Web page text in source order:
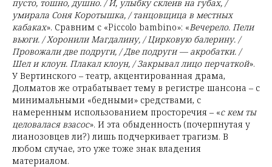
пусто, тошно, душно. / И, улыбку склеив на губах, /
умирала Соня Коротышка, / танцовщица в местных
кабаках». Сравним с «Piccolo bambino»: «Вечерело. Пели
вьюги. / Хоронили Магдалину, / Цирковую балерину. /
Провожали две подруги, / Две подруги — акробатки. /
Шел и клоун. Плакал клоун, / Закрывал лицо перчаткой».
У Вертинского – театр, акцентированная драма,
Долматов же отрабатывает тему в регистре шансона – с
минимальными «бедными» средствами, с
намеренным использованием просторечия – «с кем ты
целовалася взасос». И эта обыденность (почерпнутая у
лианозовцев ли?) лишь подчеркивает трагизм. В
любом случае, это уже тоже знак владения
материалом.